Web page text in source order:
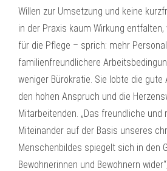
Willen zur Umsetzung und keine
in der Praxis kaum Wirkung
für die Pflege – sprich: mehr
familienfreundlichere
weniger Bürokratie. Sie lobte die gute
den hohen Anspruch und die
Mitarbeitenden. „Das freundliche und
Miteinander auf der Basis unseres
Menschenbildes spiegelt sich in den
Bewohnerinnen und Bewohnern